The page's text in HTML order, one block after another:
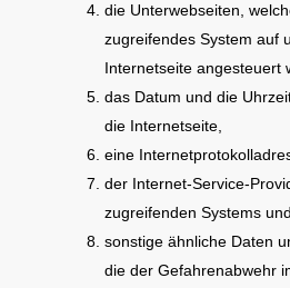
die Unterwebseiten,
zugreifendes System auf
Internetseite angesteuert
das Datum und die
die Internetseite,
eine
der Internet-Service-
zugreifenden Systems und
sonstige ähnliche Daten
die der Gefahrenabwehr